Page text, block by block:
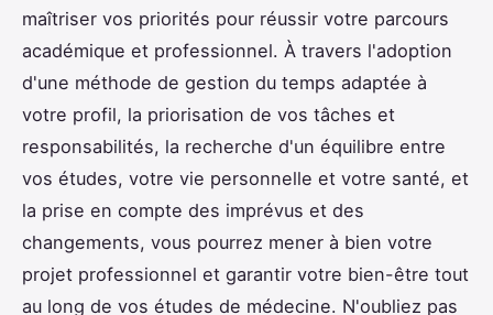
maîtriser vos priorités pour réussir votre parcours
académique et professionnel. À travers l'adoption
d'une méthode de gestion du temps adaptée à
votre profil, la priorisation de vos tâches et
responsabilités, la recherche d'un équilibre entre
vos études, votre vie personnelle et votre santé, et
la prise en compte des imprévus et des
changements, vous pourrez mener à bien votre
projet professionnel et garantir votre bien-être tout
au long de vos études de médecine. N'oubliez pas